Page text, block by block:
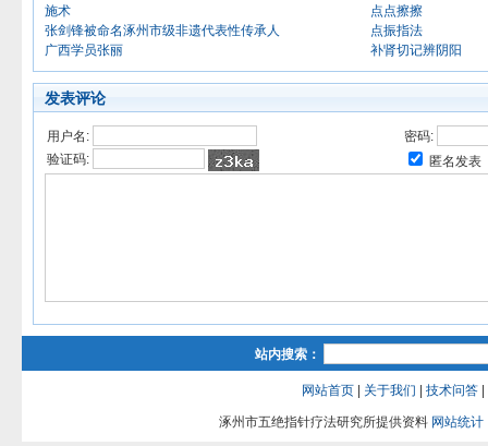
施术
张剑锋被命名涿州市级非遗代表性传承人
广西学员张丽
点点擦擦
点振指法
补肾切记辨阴阳
发表评论
用户名:
密码:
验证码:
匿名发表
站内搜索：
网站首页 关于我们 技术问答
涿州市五绝指针疗法研究所提供资料 网站统计